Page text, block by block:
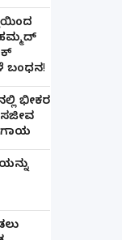
ಬಂಧನ!
ಭೀಕರ
ಗಾಯ